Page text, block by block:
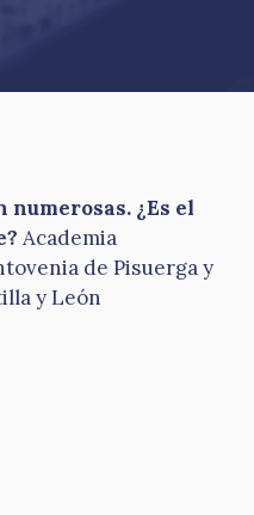
numerosas. ¿Es el
Academia
de Pisuerga y
y León